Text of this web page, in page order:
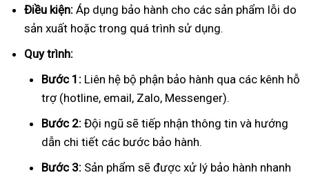
Điều kiện: Áp dụng bảo hành cho các sản phẩm lỗi do
sản xuất hoặc trong quá trình sử dụng.
Quy trình:
Bước 1: Liên hệ bộ phận bảo hành qua các kênh hỗ
trợ (hotline, email, Zalo, Messenger).
Bước 2: Đội ngũ sẽ tiếp nhận thông tin và hướng
dẫn chi tiết các bước bảo hành.
Bước 3: Sản phẩm sẽ được xử lý bảo hành nhanh